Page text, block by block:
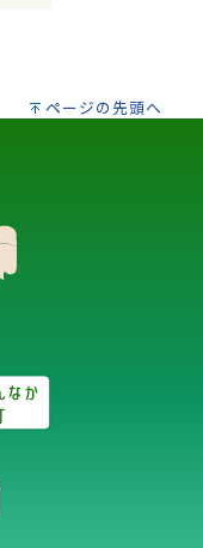
ページの先頭へ